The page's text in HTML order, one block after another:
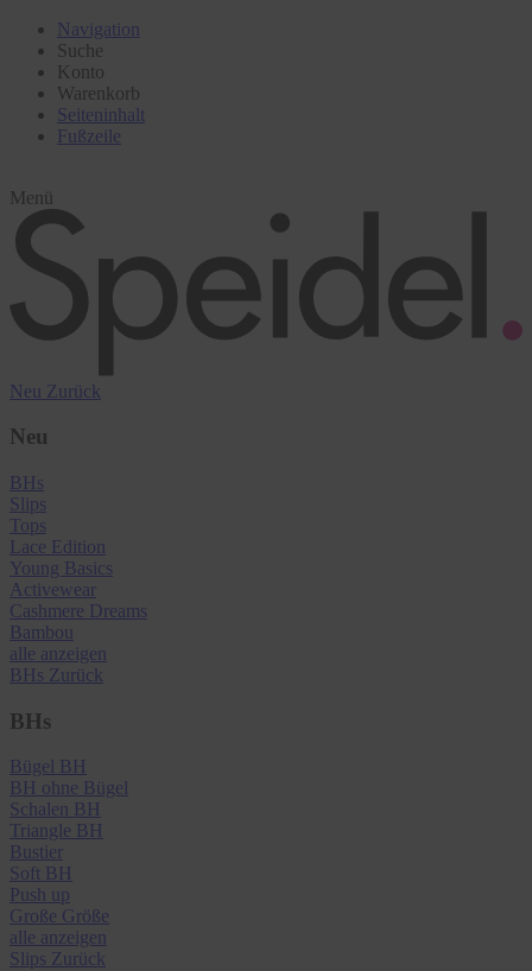
Navigation
Suche
Konto
Warenkorb
Seiteninhalt
Fußzeile
Menü
Neu Zurück
Neu
BHs
Slips
Tops
Lace Edition
Young Basics
Activewear
Cashmere Dreams
Bambou
alle anzeigen
BHs Zurück
BHs
Bügel BH
BH ohne Bügel
Schalen BH
Triangle BH
Bustier
Soft BH
Push up
Große Größe
alle anzeigen
Slips Zurück